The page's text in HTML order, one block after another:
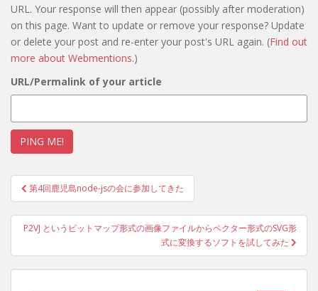
URL. Your response will then appear (possibly after moderation)
on this page. Want to update or remove your response? Update
or delete your post and re-enter your post's URL again. (Find out
more about Webmentions.)
URL/Permalink of your article
投
稿
ナ
ビ
ゲ
ー
第4回鹿児島node-jsの会に参加してきた
P2VJ というビットマップ形式の画像ファイルからベクター形式のSVG形
式に変換するソフトを試してみた